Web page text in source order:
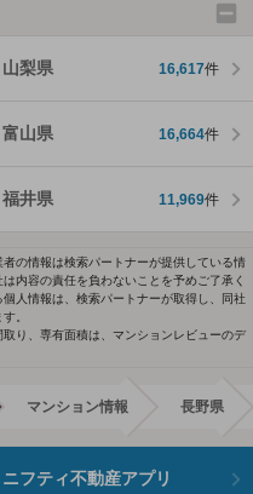
山梨県 16,617件
富山県 16,664件
福井県 11,969件
の情報は検索パートナーが提供している情
内容の責任を負わないことを予めご了承く
人情報は、検索パートナーが取得し、同社
。
り、専有面積は、マンションレビューのデ
マンション情報 長野県
ニフティ不動産アプリ